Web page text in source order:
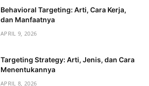
Behavioral Targeting: Arti, Cara Kerja,
dan Manfaatnya
APRIL 9, 2026
Targeting Strategy: Arti, Jenis, dan Cara
Menentukannya
APRIL 8, 2026